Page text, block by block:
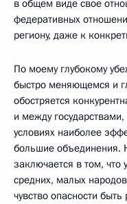
в общем виде свое
федеративных
региону, даже к
По моему глубокому
быстро меняющемся и
обостряется
и между
условиях наиболее
большие объединения.
заключается в том, что
средних, малых
чувство опасности